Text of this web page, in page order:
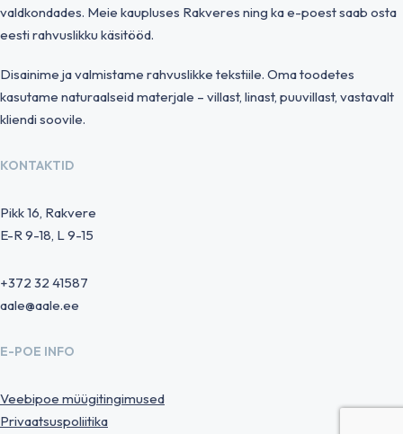
valdkondades. Meie kaupluses Rakveres ning ka e-poest saab osta
eesti rahvuslikku käsitööd.
Disainime ja valmistame rahvuslikke tekstiile. Oma toodetes
kasutame naturaalseid materjale – villast, linast, puuvillast, vastavalt
kliendi soovile.
KONTAKTID
Pikk 16, Rakvere
E-R 9-18, L 9-15
+372 32 41587
aale@aale.ee
E-POE INFO
Veebipoe müügitingimused
Privaatsuspoliitika